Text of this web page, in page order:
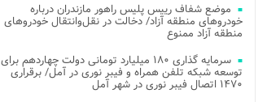
موضع شفاف رییس پلیس راهور مازندران درباره
خودروهای منطقه آزاد/ دخالت در نقل‌وانتقال خودروهای
منطقه آزاد ممنوع
سرمایه گذاری ۱۸۰ میلیارد تومانی دولت چهاردهم برای
توسعه شبکه تلفن همراه و فیبر نوری در آمل/ برقراری
۱۴۷۰ اتصال فیبر نوری در شهر آمل